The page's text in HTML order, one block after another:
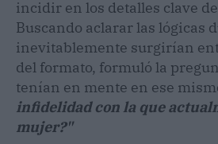
incidir en los detalles clave
Buscando aclarar las lógicas
inevitablemente surgirían
del formato, formuló la
tenían en mente en ese
infidelidad con la que
mujer?"